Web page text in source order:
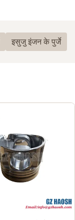
इसुजु इंजन के पुर्जे